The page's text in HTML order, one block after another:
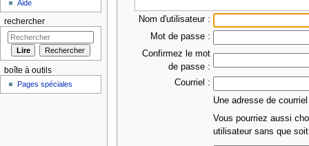
Nom d'utilisateur :
Mot de passe :
Confirmez le mot
de passe :
Courriel :
Une adresse de
Vous pourriez aussi
utilisateur sans que
Aide
rechercher
boîte à outils
Pages spéciales